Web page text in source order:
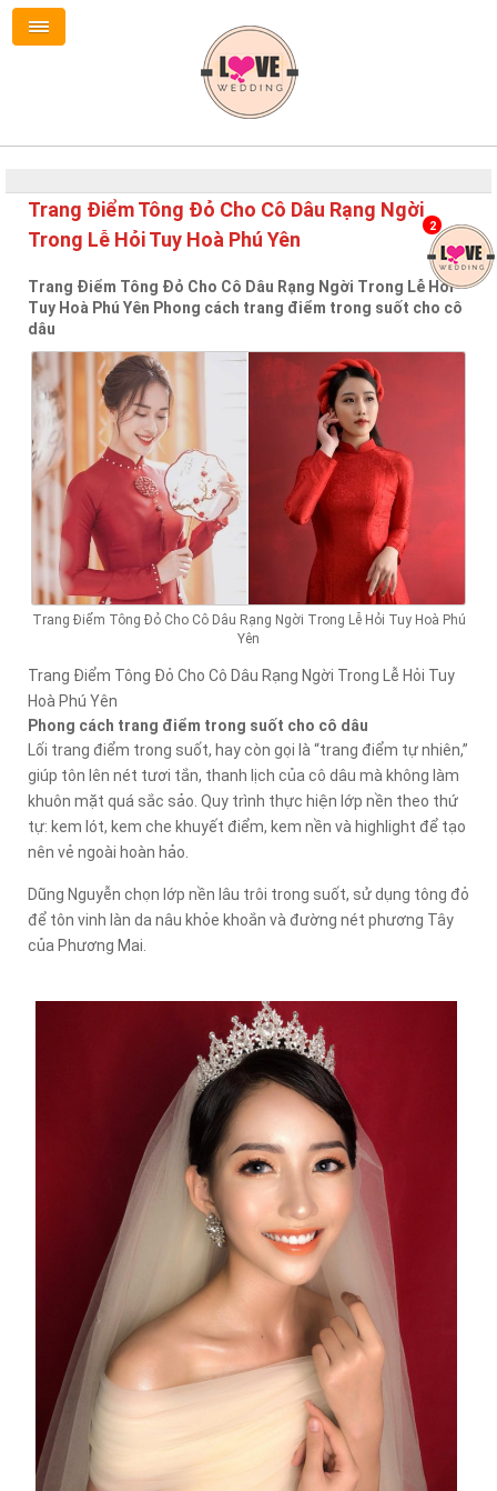
Trang Điểm Tông Đỏ Cho Cô Dâu Rạng Ngời
Trong Lễ Hỏi Tuy Hoà Phú Yên
Trang Điểm Tông Đỏ Cho Cô Dâu Rạng Ngời Trong Lễ Hỏi
Tuy Hoà Phú Yên Phong cách trang điểm trong suốt cho cô
dâu
Trang Điểm Tông Đỏ Cho Cô Dâu Rạng Ngời Trong Lễ Hỏi Tuy Hoà Phú
Yên
Trang Điểm Tông Đỏ Cho Cô Dâu Rạng Ngời Trong Lễ Hỏi Tuy
Hoà Phú Yên
Phong cách trang điểm trong suốt cho cô dâu
Lối trang điểm trong suốt, hay còn gọi là “trang điểm tự nhiên,”
giúp tôn lên nét tươi tắn, thanh lịch của cô dâu mà không làm
khuôn mặt quá sắc sảo. Quy trình thực hiện lớp nền theo thứ
tự: kem lót, kem che khuyết điểm, kem nền và highlight để tạo
nên vẻ ngoài hoàn hảo.
Dũng Nguyễn chọn lớp nền lâu trôi trong suốt, sử dụng tông đỏ
để tôn vinh làn da nâu khỏe khoắn và đường nét phương Tây
của Phương Mai.
2